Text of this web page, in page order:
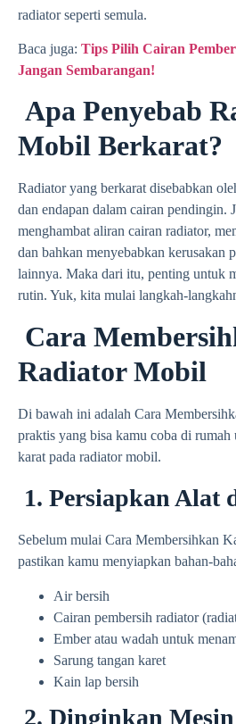
radiator seperti semula.
Baca juga: Tips Pilih Cairan
Jangan Sembarangan!
Apa Penyebab
Mobil Berkarat?
Radiator yang berkarat disebabkan
dan endapan dalam cairan pendingin.
menghambat aliran cairan radiator,
dan bahkan menyebabkan kerusakan
lainnya. Maka dari itu, penting untuk
rutin. Yuk, kita mulai langkah-
Cara
Radiator Mobil
Di bawah ini adalah Cara
praktis yang bisa kamu coba di rumah
karat pada radiator mobil.
1. Persiapkan Alat
Sebelum mulai Cara Membersihkan
pastikan kamu menyiapkan bahan-
Air bersih
Cairan pembersih radiator
Ember atau wadah untuk
Sarung tangan karet
Kain lap bersih
2. Dinginkan